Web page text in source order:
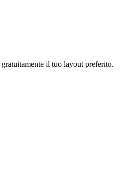
il tuo layout preferito.